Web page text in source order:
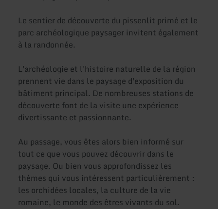
Le sentier de découverte du pissenlit primé et le
parc archéologique paysager invitent également
à la randonnée.
L'archéologie et l'histoire naturelle de la région
prennent vie dans le paysage d'exposition du
bâtiment principal. De nombreuses stations de
découverte font de la visite une expérience
divertissante et passionnante.
Au passage, vous êtes alors bien informé sur
tout ce que vous pouvez découvrir dans le
paysage. Ou bien vous approfondissez les
thèmes qui vous intéressent particulièrement :
les orchidées locales, la culture de la vie
romaine, le monde des êtres vivants du sol.